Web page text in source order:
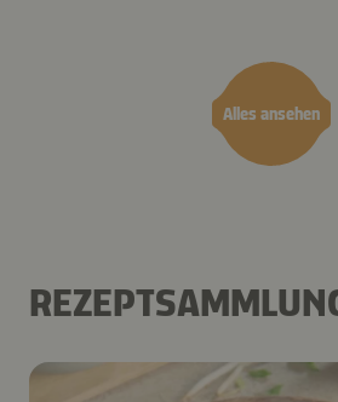
Alles ansehen